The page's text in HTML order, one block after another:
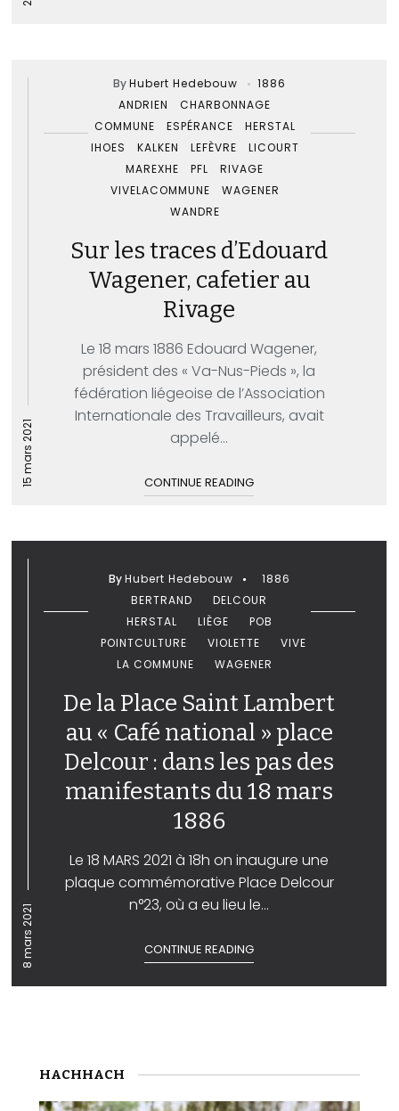
15 mars 2021
ByHubert Hedebouw
1886
ANDRIEN
CHARBONNAGE
COMMUNE
ESPÉRANCE
HERSTAL
IHOES
KALKEN LEFÈVRE
LICOURT
MAREXHE
PFL
RIVAGE
VIVELACOMMUNE
WAGENER
WANDRE
Sur les traces d’Edouard
Wagener, cafetier au
Rivage
Le 18 mars 1886 Edouard Wagener,
président des « Va-Nus-Pieds », la
fédération liégeoise de l’Association
Internationale des Travailleurs, avait
appelé...
CONTINUE READING
8 mars 2021
ByHubert Hedebouw
1886
BERTRAND
DELCOUR
HERSTAL
LIÈGE
POB
POINTCULTURE
VIOLETTE
VIVE
LA COMMUNE
WAGENER
De la Place Saint Lambert
au « Café national » place
Delcour : dans les pas des
manifestants du 18 mars
1886
Le 18 MARS 2021 à 18h on inaugure une
plaque commémorative Place Delcour
n°23, où a eu lieu le...
CONTINUE READING
HACHHACH